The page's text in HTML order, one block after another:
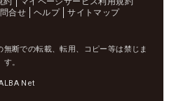
合せ ヘルプ サイトマップ
断での転載、転用、コピー等は禁じま
す。
Net